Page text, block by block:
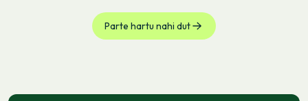
Parte hartu nahi dut